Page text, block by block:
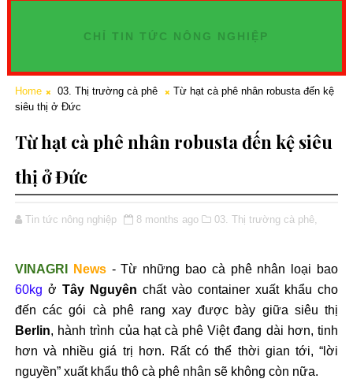
CHỈ TIN TỨC NÔNG NGHIỆP
Home 03. Thị trường cà phê
Từ hạt cà phê nhân robusta đến kệ
siêu thị ở Đức
Từ hạt cà phê nhân robusta đến kệ siêu
thị ở Đức
Tin tức nông nghiệp 8 months ago 03. Thị trường cà phê,
VINAGRI News- Từ những bao cà phê nhân loại bao
60kg ở Tây Nguyên chất vào container xuất khẩu cho
đến các gói cà phê rang xay được bày giữa siêu thị
Berlin, hành trình của hạt cà phê Việt đang dài hơn, tinh
hơn và nhiều giá trị hơn. Rất có thể thời gian tới, “lời
nguyền” xuất khẩu thô cà phê nhân sẽ không còn nữa.